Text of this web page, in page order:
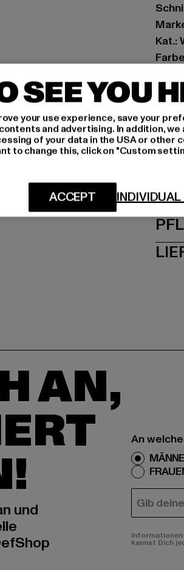
Kat.:
Dr.-
AN,
und
An
E-MAIL
Informationen
kannst Dich
SEE YOU
your use experience, save your
and advertising. In addition,
of your data in the USA or other
to change this, click on "Custom
ACCEPT